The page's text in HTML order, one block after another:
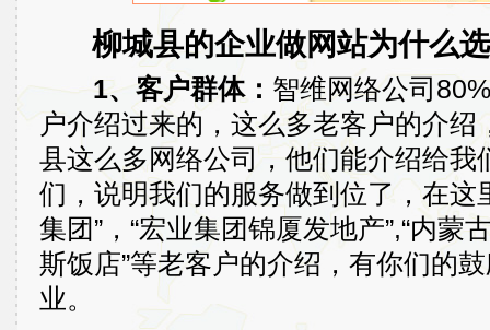
柳城县的企业做网站为什么选
1、客户群体： 智维网络公司
户介绍过来的，这么多老客户的介
县这么多网络公司，他们能介绍给我
们，说明我们的服务做到位了，在这
集团”，“宏业集团锦厦发地产”,“内蒙
斯饭店”等老客户的介绍，有你们的
业。